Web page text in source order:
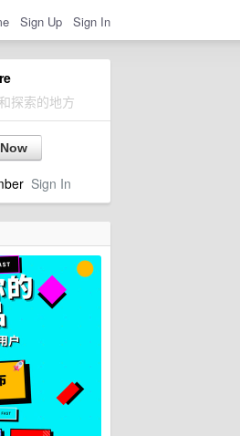
Sign Up Sign In
探索的地方
Sign In